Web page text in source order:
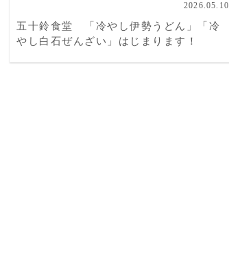
2026.05.10
五十鈴食堂 「冷やし伊勢うどん」「冷
やし白石ぜんざい」はじまります！